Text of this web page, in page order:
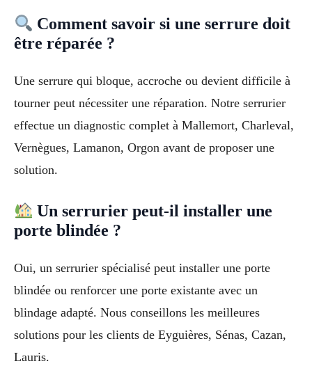
Comment savoir si une serrure doit
être réparée ?
Une serrure qui bloque, accroche ou devient difficile à
tourner peut nécessiter une réparation. Notre serrurier
effectue un diagnostic complet à Mallemort, Charleval,
Vernègues, Lamanon, Orgon avant de proposer une
solution.
Un serrurier peut-il installer une
porte blindée ?
Oui, un serrurier spécialisé peut installer une porte
blindée ou renforcer une porte existante avec un
blindage adapté. Nous conseillons les meilleures
solutions pour les clients de Eyguières, Sénas, Cazan,
Lauris.